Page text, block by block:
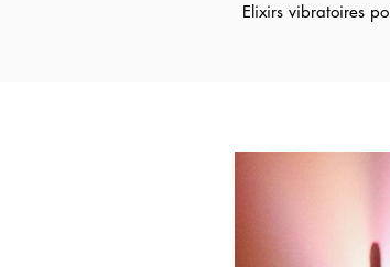
Elixirs vibratoires